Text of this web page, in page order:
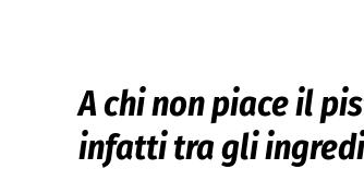
A chi non piace il
infatti tra gli